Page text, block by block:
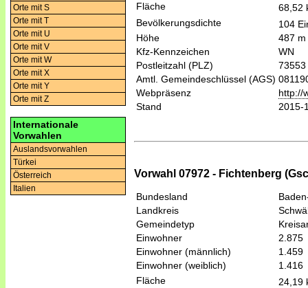
Orte mit S
Orte mit T
Orte mit U
Orte mit V
Orte mit W
Orte mit X
Orte mit Y
Orte mit Z
Internationale
Vorwahlen
Auslandsvorwahlen
Türkei
Österreich
Italien
Fläche
68,52
Bevölkerungsdichte
104
Höhe
487 m
Kfz-Kennzeichen
WN
Postleitzahl (PLZ)
73553
Amtl. Gemeindeschlüssel (AGS)
Webpräsenz
http://
Stand
2015-
Vorwahl 07972 - Fichtenberg
Bundesland
Landkreis
Gemeindetyp
Einwohner
2.875
Einwohner (männlich)
1.459
Einwohner (weiblich)
1.416
Fläche
24,19